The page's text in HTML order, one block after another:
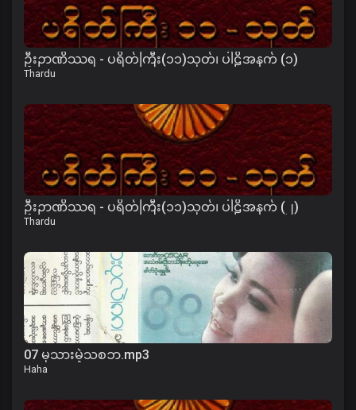
ဦးဉာဏိဿရ - ပရိတ်ကြီး(၁၁)သုတ်၊ ပါဠိအနက် (၁)
Thardu
ဦးဉာဏိဿရ - ပရိတ်ကြီး(၁၁)သုတ်၊ ပါဠိအနက် (၂)
Thardu
07 မုသားမဲ့သစၥာ.mp3
Haha